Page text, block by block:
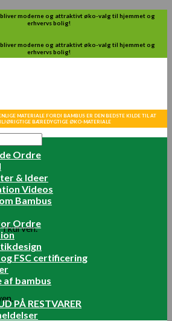
moderne og attraktivt øko-valg til hjemmet og
erhvervs bolig!
moderne og attraktivt øko-valg til hjemmet og
erhvervs bolig!
i kurven.
MATERIALE FORDI BAMBUS ER DEN BEDSTE KILDE TIL AT
BÆREDYGTIGE ØKO-MATERIALE
Ordre
& Ideer
Videos
Bambus
Ordre
FSC certificering
af bambus
PÅ RESTVARER